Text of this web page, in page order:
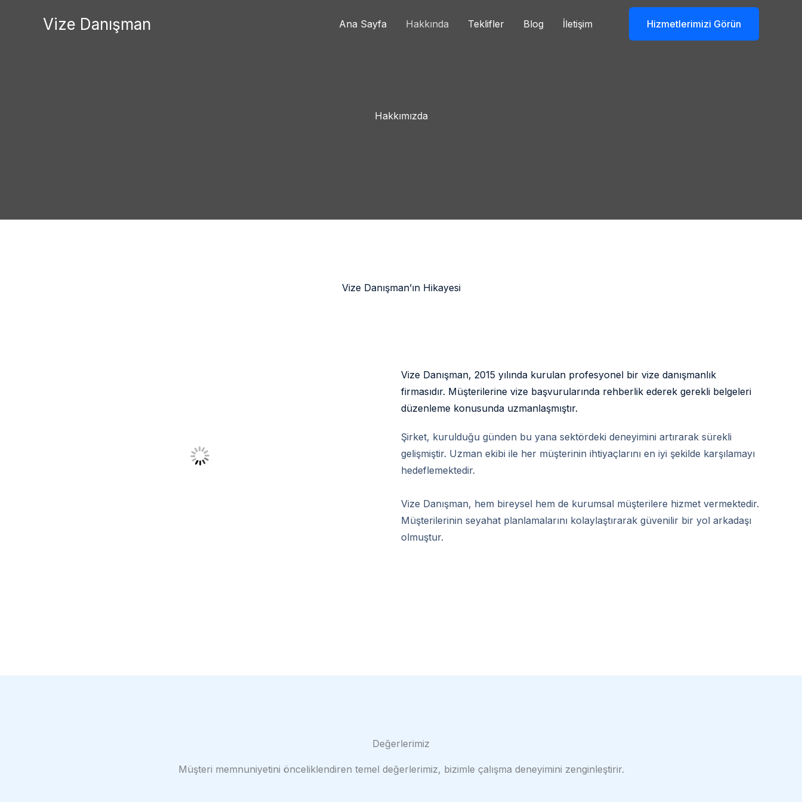
Vize Danışman Ana Sayfa Hakkında Teklifler Blog İletişim Hizmetlerimizi Görün
Hakkımızda
Vize Danışman’ın Hikayesi
Vize Danışman, 2015 yılında kurulan profesyonel bir vize danışmanlık
firmasıdır. Müşterilerine vize başvurularında rehberlik ederek gerekli belgeleri
düzenleme konusunda uzmanlaşmıştır.
Şirket, kurulduğu günden bu yana sektördeki deneyimini artırarak sürekli
gelişmiştir. Uzman ekibi ile her müşterinin ihtiyaçlarını en iyi şekilde karşılamayı
hedeflemektedir.
Vize Danışman, hem bireysel hem de kurumsal müşterilere hizmet vermektedir.
Müşterilerinin seyahat planlamalarını kolaylaştırarak güvenilir bir yol arkadaşı
olmuştur.
Değerlerimiz
Müşteri memnuniyetini önceliklendiren temel değerlerimiz, bizimle çalışma deneyimini zenginleştirir.